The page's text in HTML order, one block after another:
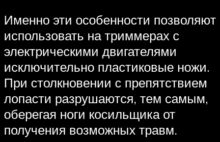
Именно эти особенности позволяют
использовать на триммерах с
электрическими двигателями
исключительно пластиковые ножи.
При столкновении с препятствием
лопасти разрушаются, тем самым,
оберегая ноги косильщика от
получения возможных травм.